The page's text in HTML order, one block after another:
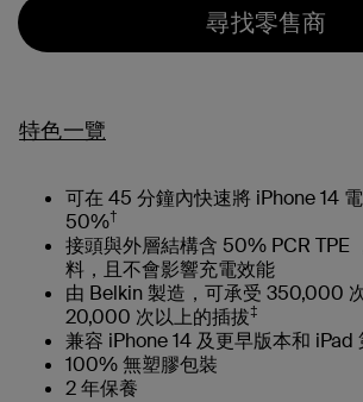
尋找零售商
特色一覽
可在 45 分鐘內快速將 iPhone 14
50%†
接頭與外層結構含 50% PCR TPE
料，且不會影響充電效能
由 Belkin 製造，可承受 350,000
20,000 次以上的插拔‡
兼容 iPhone 14 及更早版本和 iPad
100% 無塑膠包裝
2 年保養